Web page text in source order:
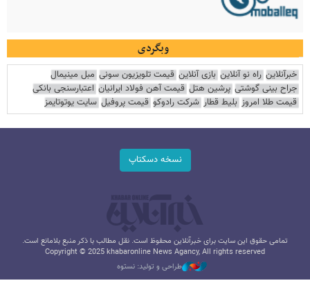
وبگردی
خبرآنلاین راه نو آنلاین بازی آنلاین قیمت تلویزیون سونی مبل مینیمال
جراح بینی گوشتی پرشین هتل قیمت آهن فولاد ایرانیان اعتبارسنجی بانکی
قیمت طلا امروز بلیط قطار شرکت رادوکو قیمت پروفیل سایت یوتوتایمز
نسخه دسکتاپ
تمامی حقوق این سایت برای خبرآنلاین محفوظ است. نقل مطالب با ذکر منبع بلامانع است.
Copyright © 2025 khabaronline News Agancy, All rights reserved
طراحی و تولید: نستوه